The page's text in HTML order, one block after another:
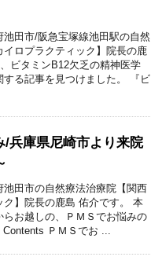
池田市/阪急宝塚線池田駅の自然
イロプラクティック】院長の鹿
ビタミンB12欠乏の精神医学
する記事を見つけました。 『ビ
/兵庫県尼崎市より来院
池田市の自然療法治療院【関西
ク】院長の鹿島 佑介です。 本
らお越しの、ＰＭＳでお悩みの
ＰＭＳでお ...